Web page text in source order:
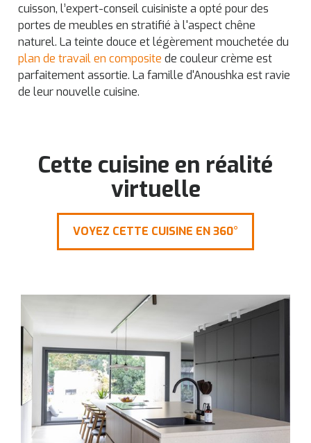
cuisson, l’expert-conseil cuisiniste a opté pour des
portes de meubles en stratifié à l'aspect chêne
naturel. La teinte douce et légèrement mouchetée du
plan de travail en composite de couleur crème est
parfaitement assortie. La famille d'Anoushka est ravie
de leur nouvelle cuisine.
Cette cuisine en réalité
virtuelle
VOYEZ CETTE CUISINE EN 360°